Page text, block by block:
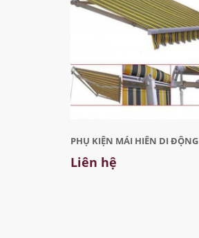
PHỤ KIỆN MÁI HIÊN DI ĐỘNG
Liên hệ